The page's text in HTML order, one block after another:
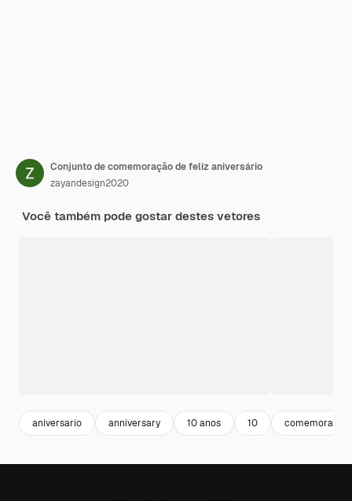
Conjunto de comemoração de feliz aniversário
zayandesign2020
Você também pode gostar destes vetores
aniversario anniversary 10 anos 10 comemoração